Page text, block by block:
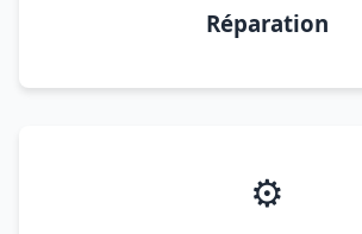
Réparation
⚙️